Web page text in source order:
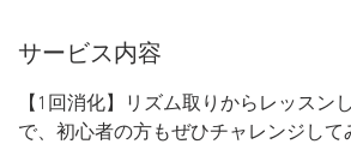
サービス内容
【1回消化】リズム取りからレッス